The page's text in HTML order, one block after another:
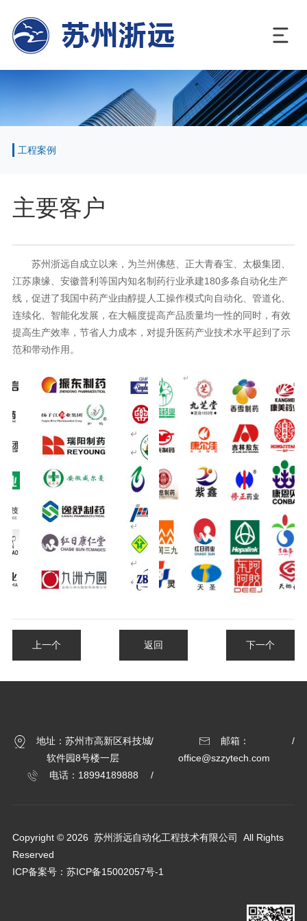
工程案例
主要客户
苏州浙远自成立以来，为兰州佛慈、正大青春宝、太极集团、
江苏康缘、安徽普利等国内知名制药行业承建180多条自动化生产
线，促进了我国中药产业由醇提人工操作模式向自动化、管道化、
连续化、智能化发展，在大幅度提高产品质量均一性的同时，有效
提高生产效率，节省人力成本，对提升医药产业技术水平起到了示
范和带动作用。
上一个 返回 下一个
地址：苏州市高新区科技城
软件园8号楼一层
邮箱：
office@szzytech.com
电话：18994189888
Copyright © 2026 苏州浙远自动化工程技术有限公司 All Rights
Reserved
ICP备案号： 苏ICP备15002057号-1